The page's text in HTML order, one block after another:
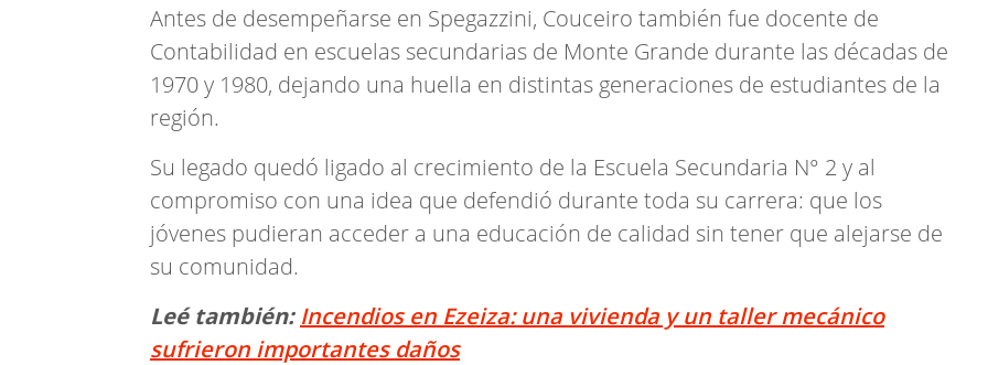
Antes de desempeñarse en Spegazzini, Couceiro también fue docente de
Contabilidad en escuelas secundarias de Monte Grande durante las décadas de
1970 y 1980, dejando una huella en distintas generaciones de estudiantes de la
región.
Su legado quedó ligado al crecimiento de la Escuela Secundaria N° 2 y al
compromiso con una idea que defendió durante toda su carrera: que los
jóvenes pudieran acceder a una educación de calidad sin tener que alejarse de
su comunidad.
Leé también: Incendios en Ezeiza: una vivienda y un taller mecánico
sufrieron importantes daños